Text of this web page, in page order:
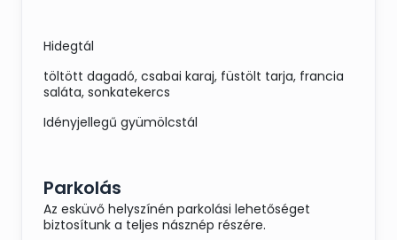
Hidegtál
töltött dagadó, csabai karaj, füstölt tarja, francia
saláta, sonkatekercs
Idényjellegű gyümölcstál
Parkolás
Az esküvő helyszínén parkolási lehetőséget
biztosítunk a teljes násznép részére.